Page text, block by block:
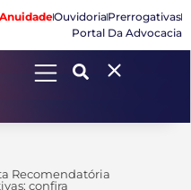
AnuidadeOuvidoriaPrerrogativas
Portal Da Advocacia
Recomendatória
confira